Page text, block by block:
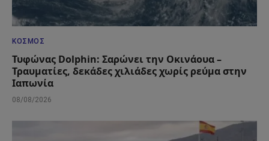
ΚΌΣΜΟΣ
Τυφώνας Dolphin: Σαρώνει την Οκινάουα –
Τραυματίες, δεκάδες χιλιάδες χωρίς ρεύμα στην
Ιαπωνία
08/08/2026